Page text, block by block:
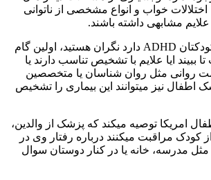
خواب و انواع مشخصی از ناتوانی
علایم مشابهی داشته باشند.
اگر درمورد اینکه ایا کودکتان ADHD دارد نگران هستید، اولین گام
ایا علایم با تشخیص تناسب دارند یا
روانی مثل روان شناسان یا متخصصین
اطفال نیز میتوانند این بیماری را تشخیص
امریکا توصیه میکند که پزشک از والدین،
کودک مراقبت میکنند درباره رفتار وی در
مدرسه، خانه یا در کنار دوستان سوال